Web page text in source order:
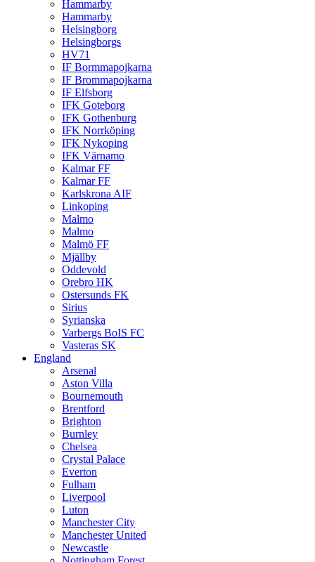
Hammarby
Hammarby
Helsingborg
Helsingborgs
HV71
IF Bormmapojkarna
IF Brommapojkarna
IF Elfsborg
IFK Goteborg
IFK Gothenburg
IFK Norrköping
IFK Nykoping
IFK Värnamo
Kalmar FF
Kalmar FF
Karlskrona AIF
Linkoping
Malmo
Malmo
Malmö FF
Mjällby
Oddevold
Orebro HK
Ostersunds FK
Sirius
Syrianska
Varbergs BoIS FC
Vasteras SK
England
Arsenal
Aston Villa
Bournemouth
Brentford
Brighton
Burnley
Chelsea
Crystal Palace
Everton
Fulham
Liverpool
Luton
Manchester City
Manchester United
Newcastle